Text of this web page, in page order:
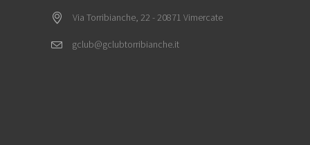
Via Torribianche, 22 - 20871 Vimercate
gclub@gclubtorribianche.it